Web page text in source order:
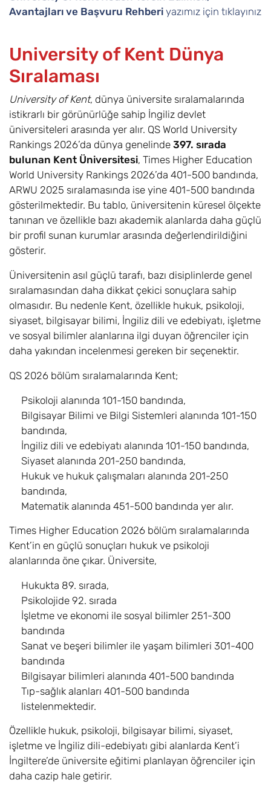
a Foundation
Year
Electrical and
Electronic
Engineering with
a Foundation
Year
Eylül
Electronic and
Computer
Engineering
including a
Foundation Year
8 Eylül £23.500
Finance and
Investment with
a Foundation
Year
8 Eylül £20.700
Forensic Science
with a
Foundation Year
8 Eylül £23.500
International
Business with a
Foundation Year
8 Eylül £20.700
Foundation Year
Mathematics
with a
Foundation Year
Mechanical
Engineering
including a
8 Eylül
Physics with a
Foundation Year
8 Eylül
Astrophysics
with a
Foundation Year
8
Psychology with
a Foundation
Year
Exercise Science
with a
Foundation Year
Sport Therapy
Avantajları ve Başvuru Rehberi yazımız için tıklayınız
University of Kent Dünya
Sıralaması
University of Kent, dünya üniversite sıralamalarında
istikrarlı bir görünürlüğe sahip İngiliz devlet
üniversiteleri arasında yer alır. QS World University
Rankings 2026’da dünya genelinde 397. sırada
bulunan Kent Üniversitesi, Times Higher Education
World University Rankings 2026’da 401-500 bandında,
ARWU 2025 sıralamasında ise yine 401-500 bandında
gösterilmektedir. Bu tablo, üniversitenin küresel ölçekte
tanınan ve özellikle bazı akademik alanlarda daha güçlü
bir profil sunan kurumlar arasında değerlendirildiğini
gösterir.
Üniversitenin asıl güçlü tarafı, bazı disiplinlerde genel
sıralamasından daha dikkat çekici sonuçlara sahip
olmasıdır. Bu nedenle Kent, özellikle hukuk, psikoloji,
siyaset, bilgisayar bilimi, İngiliz dili ve edebiyatı, işletme
ve sosyal bilimler alanlarına ilgi duyan öğrenciler için
daha yakından incelenmesi gereken bir seçenektir.
QS 2026 bölüm sıralamalarında Kent;
Psikoloji alanında 101-150 bandında,
Bilgisayar Bilimi ve Bilgi Sistemleri alanında 101-150
bandında,
İngiliz dili ve edebiyatı alanında 101-150 bandında,
Siyaset alanında 201-250 bandında,
Hukuk ve hukuk çalışmaları alanında 201-250
bandında,
Matematik alanında 451-500 bandında yer alır.
Times Higher Education 2026 bölüm sıralamalarında
Kent’in en güçlü sonuçları hukuk ve psikoloji
alanlarında öne çıkar. Üniversite,
Hukukta 89. sırada,
Psikolojide 92. sırada
İşletme ve ekonomi ile sosyal bilimler 251-300
bandında
Sanat ve beşeri bilimler ile yaşam bilimleri 301-400
bandında
Bilgisayar bilimleri alanında 401-500 bandında
Tıp-sağlık alanları 401-500 bandında
listelenmektedir.
Özellikle hukuk, psikoloji, bilgisayar bilimi, siyaset,
işletme ve İngiliz dili-edebiyatı gibi alanlarda Kent’i
İngiltere’de üniversite eğitimi planlayan öğrenciler için
daha cazip hale getirir.